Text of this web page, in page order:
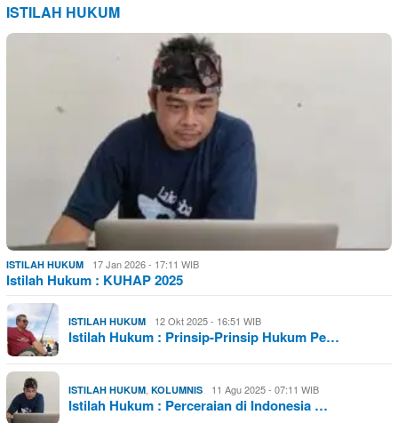
ISTILAH HUKUM
ISTILAH HUKUM 17 Jan 2026 - 17:11 WIB
Istilah Hukum : KUHAP 2025
ISTILAH HUKUM 12 Okt 2025 - 16:51 WIB
Istilah Hukum : Prinsip-Prinsip Hukum Pe…
ISTILAH HUKUM, KOLUMNIS 11 Agu 2025 - 07:11 WIB
Istilah Hukum : Perceraian di Indonesia …